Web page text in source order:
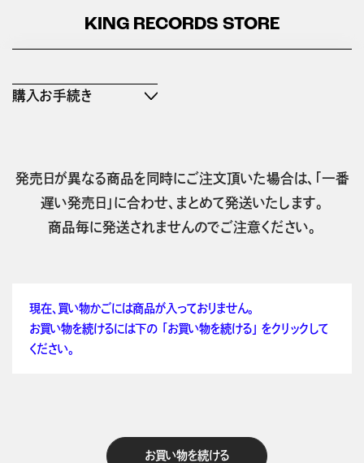
KING RECORDS STORE
購入お手続き
発売日が異なる商品を同時にご注文頂いた場合は、「一番
遅い発売日」に合わせ、まとめて発送いたします。
商品毎に発送されませんのでご注意ください。
現在、買い物かごには商品が入っておりません。
お買い物を続けるには下の 「お買い物を続ける」 をクリックして
ください。
お買い物を続ける